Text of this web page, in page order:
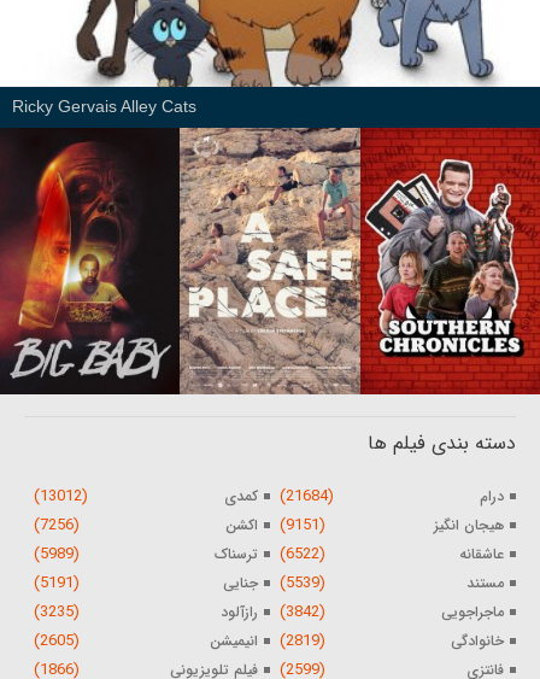
Ricky Gervais Alley Cats
دسته بندی فیلم ها
درام (21684) کمدی (13012)
هیجان انگیز (9151) اکشن (7256)
عاشقانه (6522) ترسناک (5989)
مستند (5539) جنایی (5191)
ماجراجویی (3842) رازآلود (3235)
خانوادگی (2819) انیمیشن (2605)
فانتزی (2599) فیلم تلویزیونی (1866)